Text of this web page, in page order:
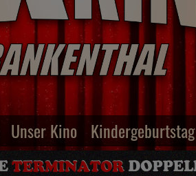
Unser Kino Kindergeburtstag